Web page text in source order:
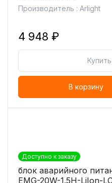
Производитель : Arlight
4 948 ₽
В корзину
Доступно к заказу
блок аварийного
EMG-20W-1.5H-LiIon-